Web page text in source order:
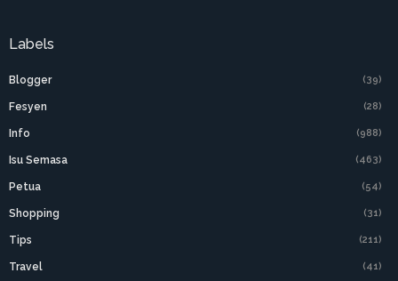
Labels
Blogger (39)
Fesyen (28)
Info (988)
Isu Semasa (463)
Petua (54)
Shopping (31)
Tips (211)
Travel (41)